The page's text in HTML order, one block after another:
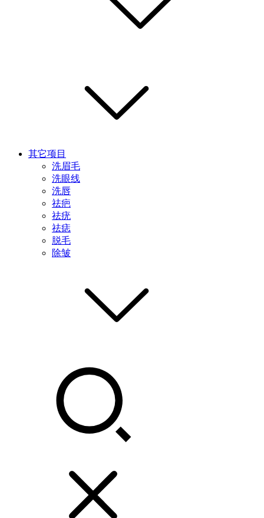
其它项目
洗眉毛
洗眼线
洗唇
祛疤
祛疣
祛痣
脱毛
除皱